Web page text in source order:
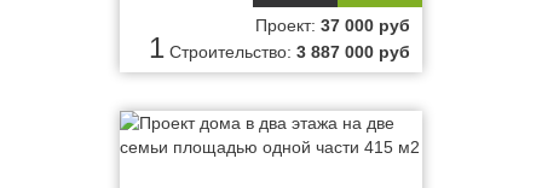
1
Проект: 37 000 руб
Строительство: 3 887 000 руб